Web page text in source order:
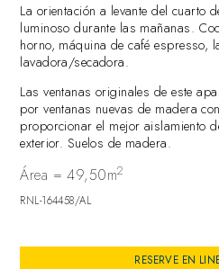
La orientación a levante del cuarto
luminoso durante las mañanas.
horno, máquina de café espresso,
lavadora/secadora.
Las ventanas originales de este
por ventanas nuevas de madera
proporcionar el mejor aislamiento
exterior. Suelos de madera.
Área = 49,50m2
RNL-164458/AL
RESERVE EN